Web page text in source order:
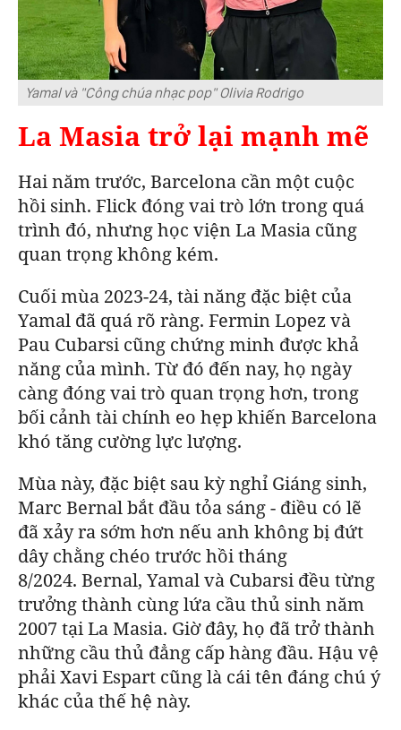
Yamal và "Công chúa nhạc pop" Olivia Rodrigo
La Masia trở lại mạnh mẽ
Hai năm trước, Barcelona cần một cuộc
hồi sinh. Flick đóng vai trò lớn trong quá
trình đó, nhưng học viện La Masia cũng
quan trọng không kém.
Cuối mùa 2023-24, tài năng đặc biệt của
Yamal đã quá rõ ràng. Fermin Lopez và
Pau Cubarsi cũng chứng minh được khả
năng của mình. Từ đó đến nay, họ ngày
càng đóng vai trò quan trọng hơn, trong
bối cảnh tài chính eo hẹp khiếnBarcelona
khó tăng cường lực lượng.
Mùa này, đặc biệt sau kỳ nghỉ Giáng sinh,
Marc Bernal bắt đầu tỏa sáng - điều có lẽ
đã xảy ra sớm hơn nếu anh không bị đứt
dây chằng chéo trước hồi tháng
8/2024. Bernal, Yamal và Cubarsi đều từng
trưởng thành cùng lứa cầu thủ sinh năm
2007 tại La Masia. Giờ đây, họ đã trở thành
những cầu thủ đẳng cấp hàng đầu. Hậu vệ
phải Xavi Espart cũng là cái tên đáng chú ý
khác của thế hệ này.